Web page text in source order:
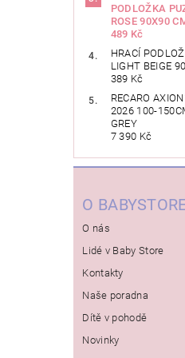
PODLOŽKA
ROSE 90X90
489 Kč
HRACÍ
LIGHT BEIGE
389 Kč
RECARO
2026 100-
GREY
7 390 Kč
O
O nás
Lidé v Baby Store
Kontakty
Naše poradna
Dítě v pohodě
Novinky